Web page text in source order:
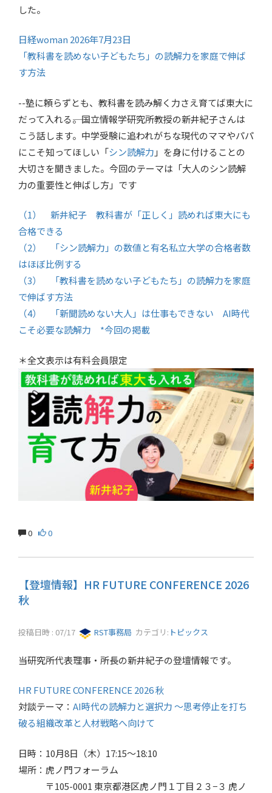
した。
日経woman 2026年7月23日
「教科書を読めない子どもたち」の読解力を家庭で伸ば
す方法
--塾に頼らずとも、教科書を読み解く力さえ育てば東大に
だって入れる――。国立情報学研究所教授の新井紀子さんは
こう話します。中学受験に追われがちな現代のママやパパ
にこそ知ってほしい「シン読解力 」を身に付けることの
大切さを聞きました。今回のテーマは「大人のシン読解
力の重要性と伸ばし方」です
（1） 新井紀子 教科書が「正しく」読めれば東大にも
合格できる
（2） 「シン読解力」の数値と有名私立大学の合格者数
はほぼ比例する
（3） 「教科書を読めない子どもたち」の読解力を家庭
で伸ばす方法
（4） 「新聞読めない大人」は仕事もできない AI時代
こそ必要な読解力 *今回の掲載
＊全文表示は有料会員限定
0 0
【登壇情報】HR FUTURE CONFERENCE 2026
秋
投稿日時 : 07/17 RST事務局 カテゴリ: トピックス
当研究所代表理事・所長の新井紀子の登壇情報です。
HR FUTURE CONFERENCE 2026 秋
対談テーマ： AI時代の読解力と選択力 ～思考停止を打ち
破る組織改革と人材戦略へ向けて
日時：10月8日（木）17:15～18:10
場所：虎ノ門フォーラム
〒105-0001 東京都港区虎ノ門１丁目２３−３ 虎ノ